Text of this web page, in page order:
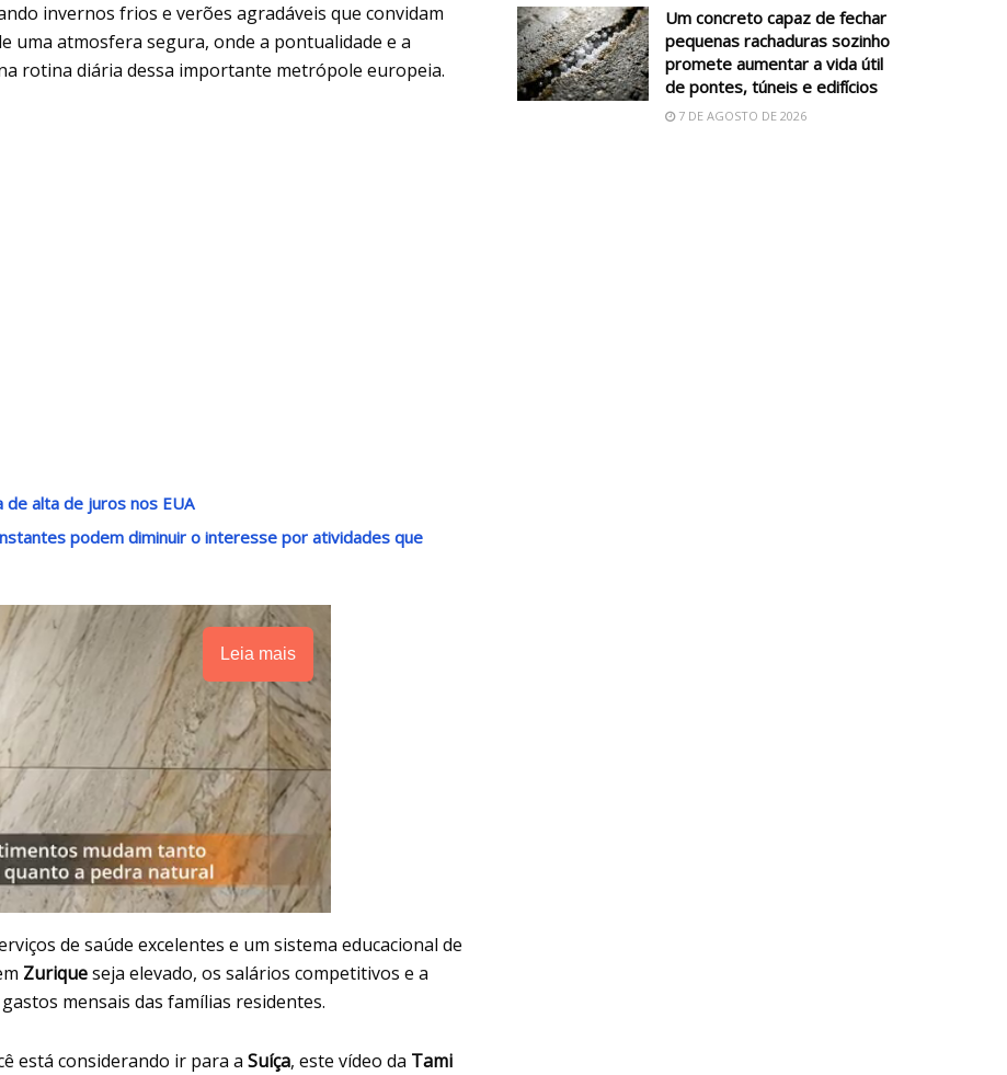
invernos frios e verões agradáveis que convidam
uma atmosfera segura, onde a pontualidade e a
rotina diária dessa importante metrópole europeia.
alta de juros nos EUA
podem diminuir o interesse por atividades que
Leia mais
de saúde excelentes e um sistema educacional de
Zuriqueseja elevado, os salários competitivos e a
mensais das famílias residentes.
está considerando ir para a Suíça, este vídeo da Tami
Um concreto capaz de fechar
pequenas rachaduras sozinho
promete aumentar a vida útil
de pontes, túneis e edifícios
7 DE AGOSTO DE 2026